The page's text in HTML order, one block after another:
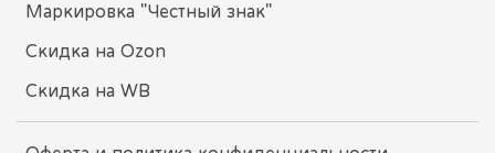
Маркировка "Честный знак"
Скидка на Ozon
Скидка на WB